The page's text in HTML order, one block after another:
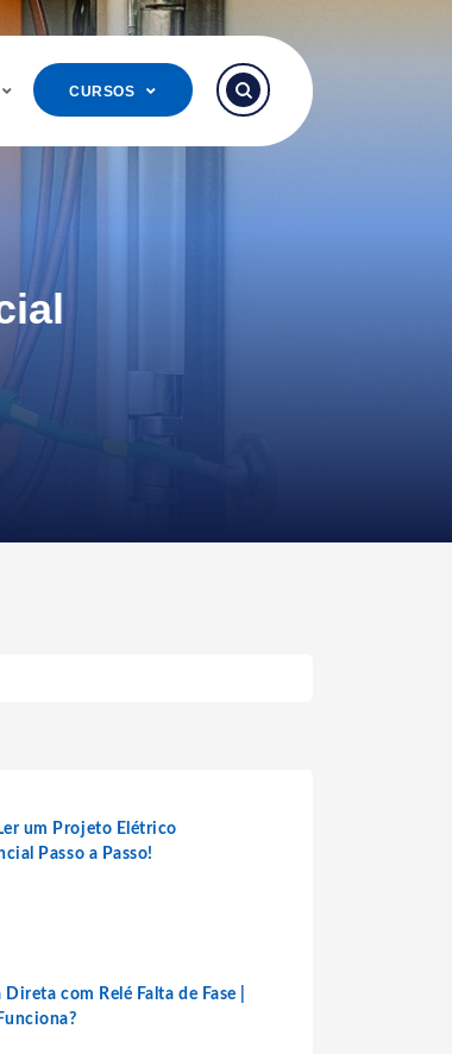
CURSOS
um Projeto Elétrico
Passo a Passo!
Direta com Relé Falta de Fase |